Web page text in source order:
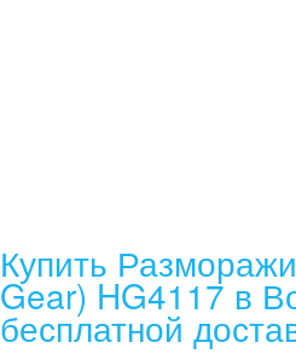
Купить
Gear) HG4117 в
бесплатной